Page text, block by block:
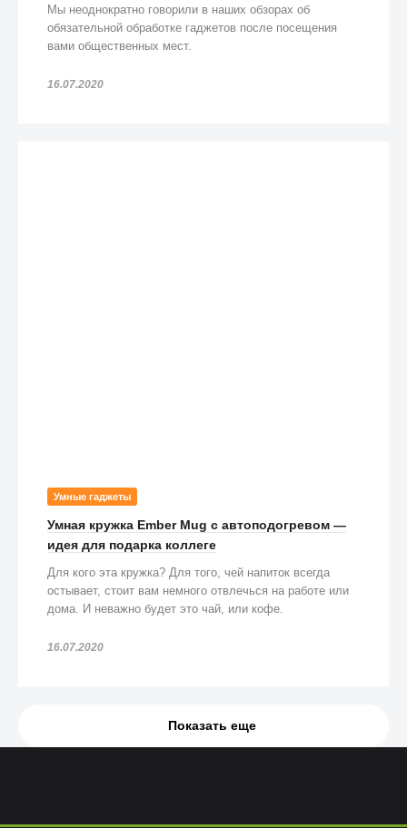
Мы неоднократно говорили в наших обзорах об
обязательной обработке гаджетов после посещения
вами общественных мест.
16.07.2020
Умные гаджеты
Умная кружка Ember Mug с автоподогревом —
идея для подарка коллеге
Для кого эта кружка? Для того, чей напиток всегда
остывает, стоит вам немного отвлечься на работе или
дома. И неважно будет это чай, или кофе.
16.07.2020
Показать еще